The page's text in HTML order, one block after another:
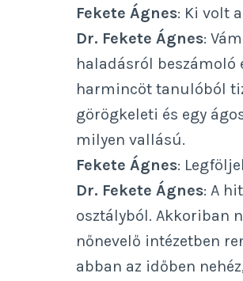
Fekete Ágnes: Ki volt
Dr. Fekete Ágnes:
haladásról beszámoló
harmincöt tanulóból
görögkeleti és egy
milyen vallású.
Fekete Ágnes:
Dr. Fekete Ágnes: A
osztályból. Akkoriban
nőnevelő intézetben
abban az időben